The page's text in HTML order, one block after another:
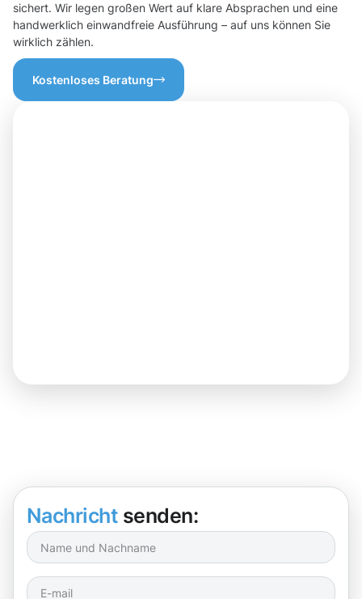
sichert. Wir legen großen Wert auf klare Absprachen und eine
handwerklich einwandfreie Ausführung – auf uns können Sie
wirklich zählen.
Kostenloses Beratung
Nachricht senden: